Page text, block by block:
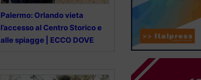
Palermo: Orlando vieta
l’accesso al Centro Storico e
alle spiagge | ECCO DOVE